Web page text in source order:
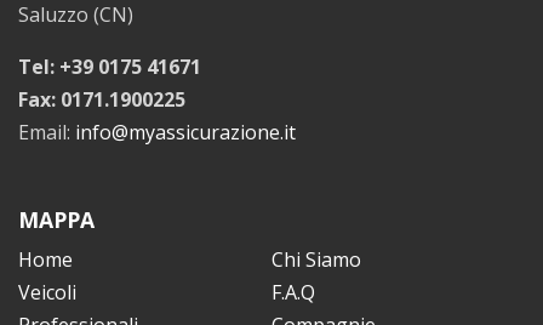
Saluzzo (CN)
Tel: +39 0175 41671
Fax: 0171.1900225
Email: info@myassicurazione.it
MAPPA
Home
Chi Siamo
Veicoli
F.A.Q